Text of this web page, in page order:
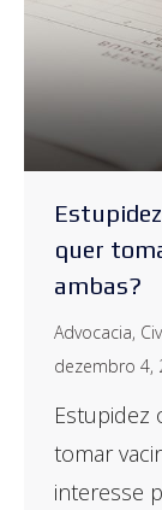
quer
ambas?
Advocacia,
dezembro 4,
Estupidez
tomar
interesse